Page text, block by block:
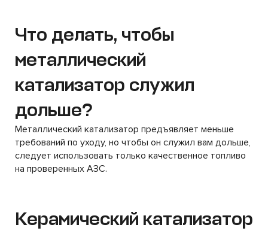
Что делать, чтобы
металлический
катализатор служил
дольше?
Металлический катализатор предъявляет меньше
требований по уходу, но чтобы он служил вам дольше,
следует использовать только качественное топливо
на проверенных АЗС.
Керамический катализатор